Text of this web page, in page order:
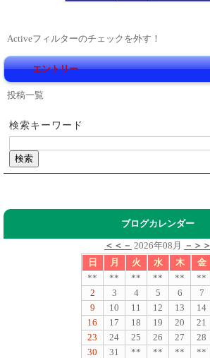
Activeフィルターのチェックを外す！
エントリー
投稿一覧
検索キーワード
ブログカレンダー
＜＜－ 2026年08月 －＞＞
日
月 火 水 木 金
**
** ** ** ** **
2
3 4 5 6 7
9
10 11 12 13 14
16
17 18 19 20 21
23
24 25 26 27 28
30
31 ** ** ** **